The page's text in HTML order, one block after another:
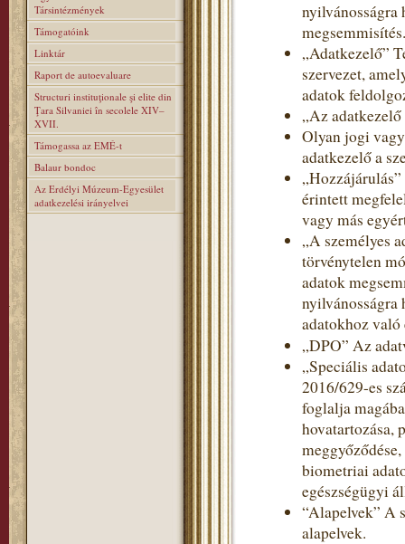
Társintézmények
Támogatóink
Linktár
Raport de autoevaluare
Structuri instituţionale şi elite din
Ţara Silvaniei în secolele XIV–
XVII.
Támogassa az EMÉ-t
Balaur bondoc
Az Erdélyi Múzeum-Egyesület
adatkezelési irányelvei
nyilvánosságra
megsemmisítés.
„Adatkezelő”
szervezet,
adatok
„Az
Olyan jogi
adatkezelő a
érintett
vagy más
„A személyes
törvénytelen
adatok
nyilvánosságra
adatokhoz
„DPO” Az
„Speciális
2016/629-es
foglalja
hovatartozása,
biometriai
egészségügyi
“Alapelvek” A
alapelvek.